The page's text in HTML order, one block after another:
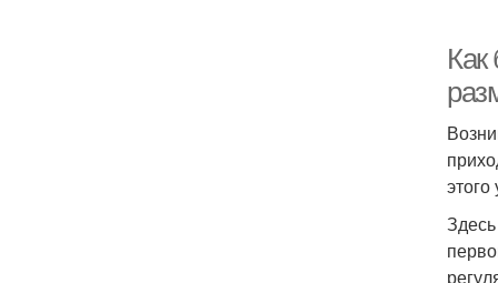
Как
этого